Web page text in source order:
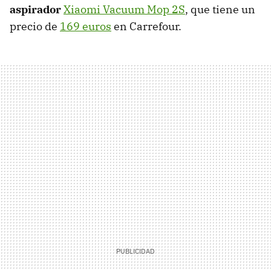
aspiradorXiaomi Vacuum Mop 2S, que tiene un
precio de 169 euros en Carrefour.